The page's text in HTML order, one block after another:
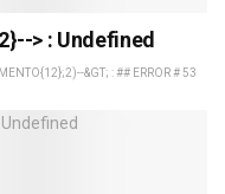
> : Undefined
&GT; : ## ERROR # 53